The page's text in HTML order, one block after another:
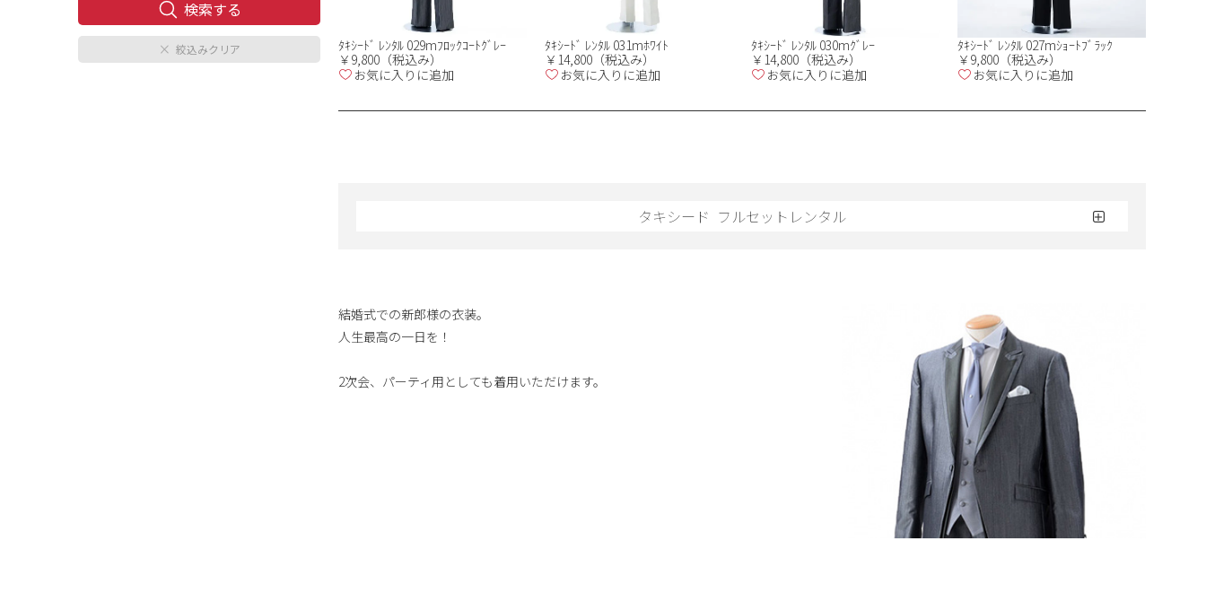
ﾀｷｼｰﾄﾞ ﾚﾝﾀﾙ 029mﾌﾛｯｸｺｰﾄｸﾞﾚｰ
￥9,800（税込み）
お気に入りに追加
ﾀｷｼｰﾄﾞ ﾚﾝﾀﾙ 031mﾎﾜｲﾄ
￥14,800（税込み）
お気に入りに追加
ﾀｷｼｰﾄﾞ ﾚﾝﾀﾙ 030mｸﾞﾚｰ
￥14,800（税込み）
お気に入りに追加
ﾀｷｼｰﾄﾞ ﾚﾝﾀﾙ 027mｼｮｰﾄﾌﾞﾗｯｸ
￥9,800（税込み）
お気に入りに追加
タキシード フルセットレンタル
結婚式での新郎様の衣装。
人生最高の一日を！
2次会、パーティ用としても着用いただけます。